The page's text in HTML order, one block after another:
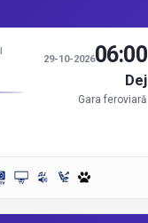
29-10-202606:00
Dej
Gara feroviară